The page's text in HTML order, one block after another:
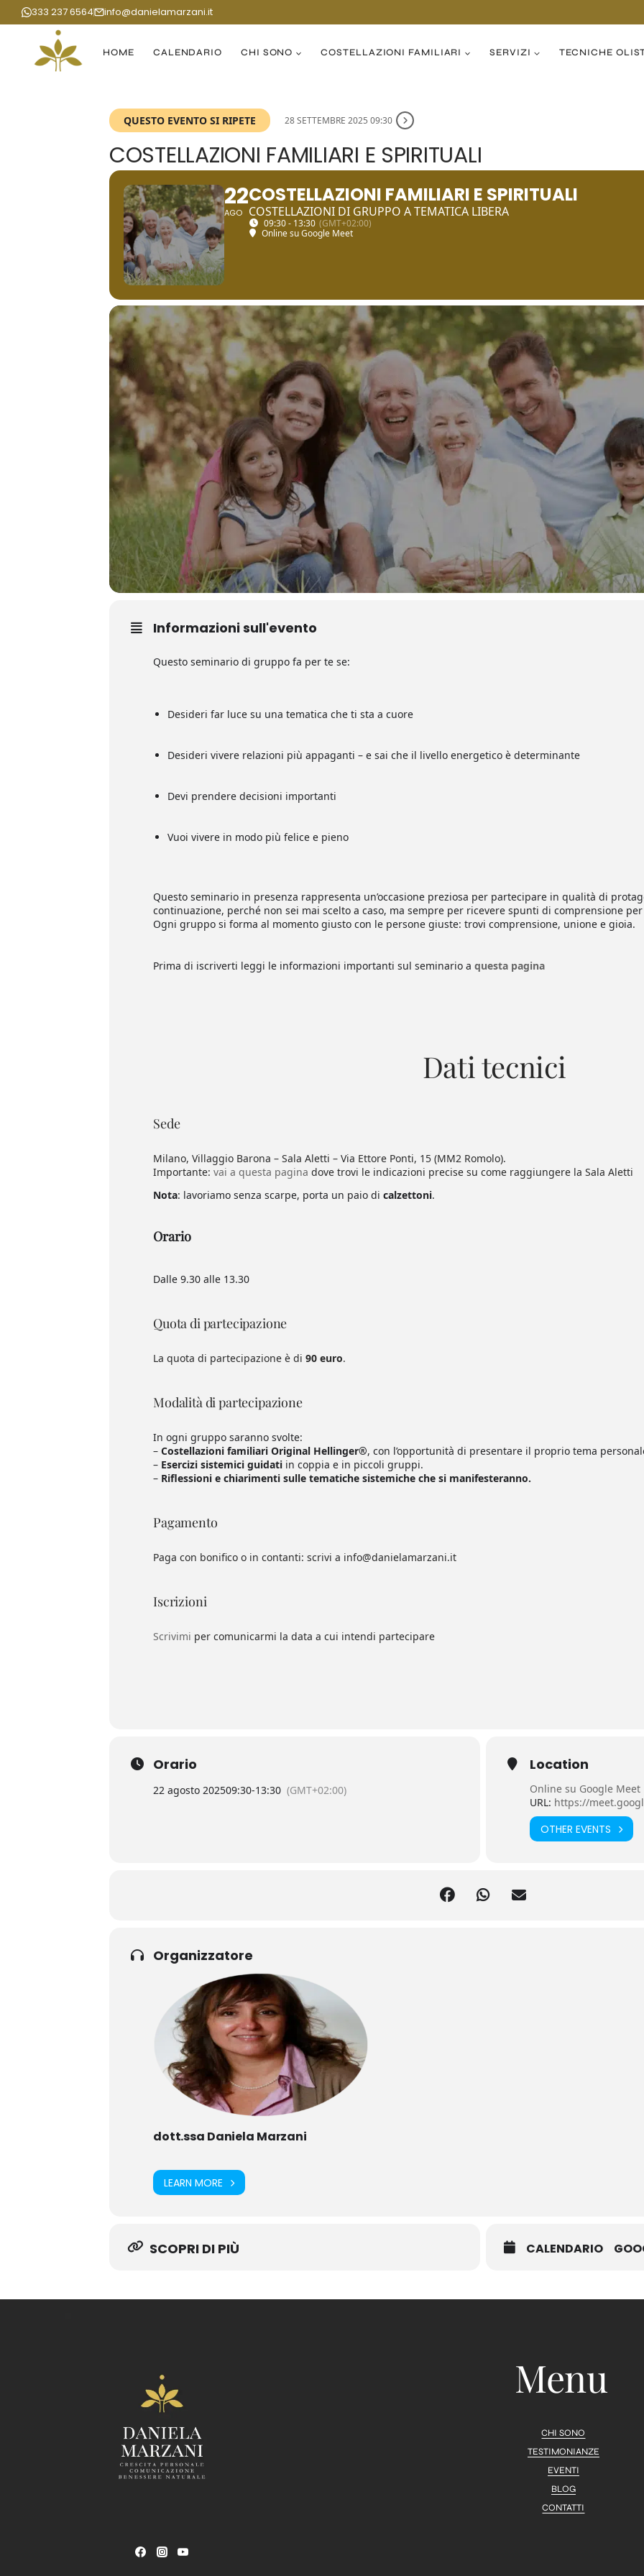
Salta
al
contenuto
333 237 6564 info@danielamarzani.it
HOME CALENDARIO CHI SONO COSTELLAZIONI FAMILIARI SERVIZI TECNICHE
QUESTO EVENTO SI RIPETE 28 SETTEMBRE 2025 09:30
COSTELLAZIONI FAMILIARI E SPIRITUALI
22
AGO
COSTELLAZIONI FAMILIARI E SPIRITUALI
COSTELLAZIONI DI GRUPPO A TEMATICA LIBERA
09:30 - 13:30 (GMT+02:00)
Online su Google Meet
Informazioni sull'evento
Questo seminario di gruppo fa per te se:
Desideri far luce su una tematica che ti sta a cuore
Desideri vivere relazioni più appaganti – e sai che il livello energetico è determinante
Devi prendere decisioni importanti
Vuoi vivere in modo più felice e pieno
Questo seminario in presenza rappresenta un’occasione preziosa per partecipare in qualità di
continuazione, perché non sei mai scelto a caso, ma sempre per ricevere spunti di comprensione
Ogni gruppo si forma al momento giusto con le persone giuste: trovi comprensione, unione e gioia.
Prima di iscriverti leggi le informazioni importanti sul seminario a questa pagina
Dati tecnici
Sede
Milano, Villaggio Barona – Sala Aletti – Via Ettore Ponti, 15 (MM2 Romolo).
Importante: vai a questa pagina dove trovi le indicazioni precise su come raggiungere la Sala Aletti
Nota: lavoriamo senza scarpe, porta un paio di calzettoni.
Orario
Dalle 9.30 alle 13.30
Quota di partecipazione
La quota di partecipazione è di 90 euro.
Modalità di partecipazione
In ogni gruppo saranno svolte:
– Costellazioni familiari Original Hellinger®, con l’opportunità di presentare il proprio tema
– Esercizi sistemici guidati in coppia e in piccoli gruppi.
– Riflessioni e chiarimenti sulle tematiche sistemiche che si manifesteranno.
Pagamento
Paga con bonifico o in contanti: scrivi a info@danielamarzani.it
Iscrizioni
Scrivimi per comunicarmi la data a cui intendi partecipare
Orario
22 agosto 202509:30-13:30 (GMT+02:00)
Location
Online su Google Meet
URL: https://
OTHER EVENTS
Organizzatore
dott.ssa Daniela Marzani
LEARN MORE
SCOPRI DI PIÙ CALENDARIO
Menu
CHI SONO
TESTIMONIANZE
EVENTI
BLOG
CONTATTI